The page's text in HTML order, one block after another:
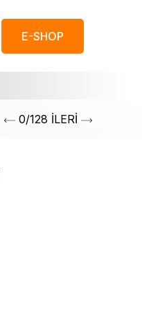
E-SHOP
0/128 İLERİ